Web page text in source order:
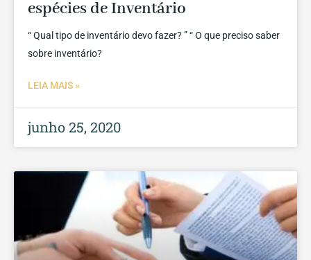
espécies de Inventário
“ Qual tipo de inventário devo fazer? ” “ O que preciso saber
sobre inventário?
LEIA MAIS »
junho 25, 2020